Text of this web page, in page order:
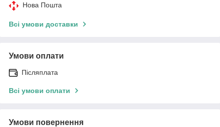
Нова Пошта
Всі умови доставки
Умови оплати
Післяплата
Всі умови оплати
Умови повернення